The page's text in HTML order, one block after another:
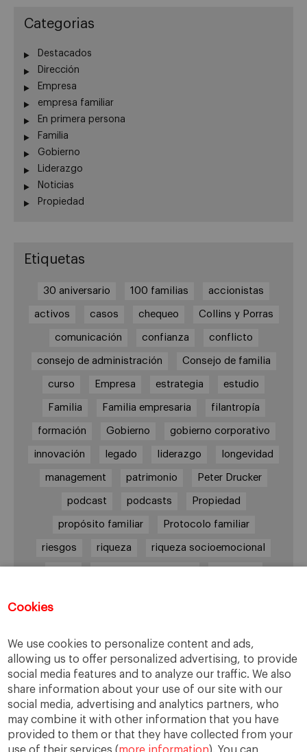
Cookies
We use cookies to personalize content and ads,
allowing us to offer personalized advertising, to provide
social media features and to analyze our traffic. We also
share information about your use of our site with our
social media, advertising and analytics partners, who
may combine it with other information that you have
provided to them or that they have collected from your
Categorias
Destacados
Dirección
Empresa
empresa familiar
En primera persona
Familia
Gobierno
Liderazgo
Noticias
Propiedad
Etiquetas
30 aniversario 100 familias accionistas
activos casos chequeo Collins y Porras
comunicación confianza conflicto
consejo de administración Consejo de familia
curso Empresa estrategia estudio
Familia Familia empresaria filantropía
formación Gobierno gobierno corporativo
innovación legado liderazgo longevidad
management patrimonio Peter Drucker
podcast podcasts Propiedad
propósito familiar Protocolo familiar
riesgos riqueza riqueza socioemocional
Enlaces
Cátedra de Empresa Familiar